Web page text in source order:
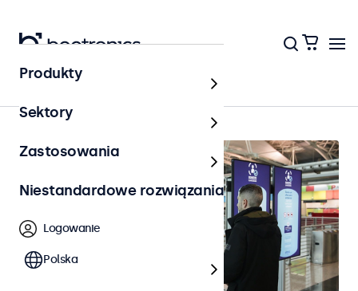
Kontrola dostępu
Produkty
Sektory
Zastosowania
Niestandardowe rozwiązania
Logowanie
Polska